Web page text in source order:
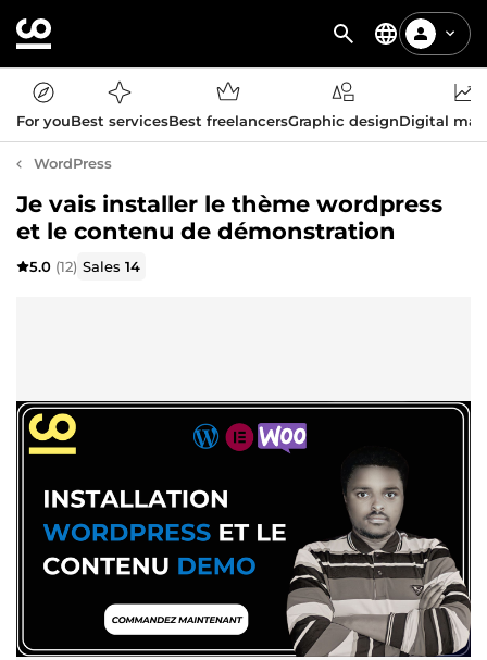
For youBest servicesBest freelancersGraphic designDigital
WordPress
Je vais installer le thème wordpress
et le contenu de démonstration
5.0 (12) Sales14